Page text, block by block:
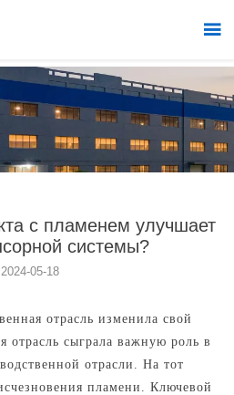

с пламенем улучшает
системы?
2024-05-18
отрасль изменила свой
отрасль сыграла важную роль в
отрасли. На тот
пламени. Ключевой